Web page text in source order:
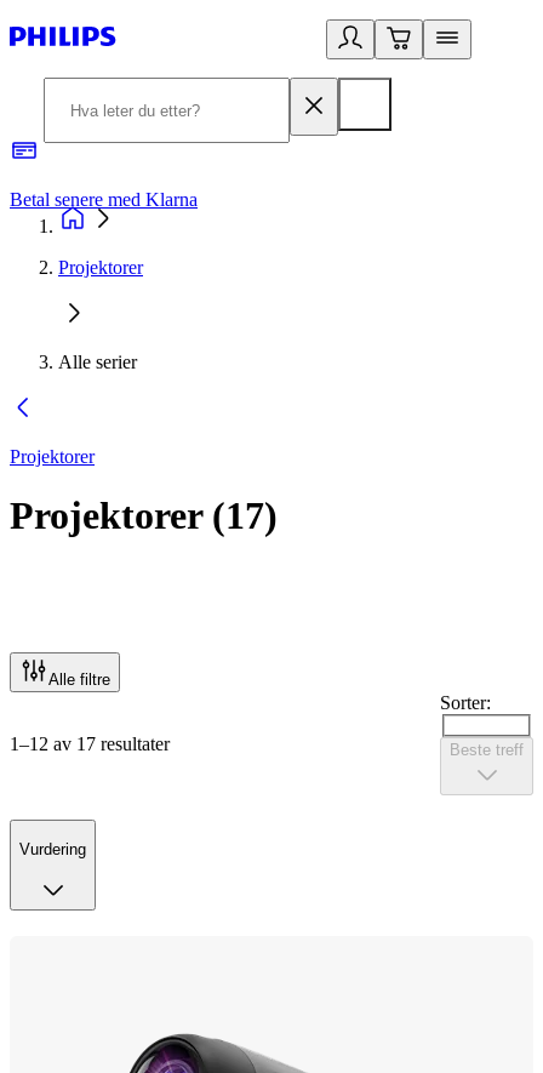
Betal senere med Klarna
Projektorer
Alle serier
Projektorer
Projektorer(17)
Alle filtre
1–12 av 17 resultater
Sorter:
Beste treff
Vurdering